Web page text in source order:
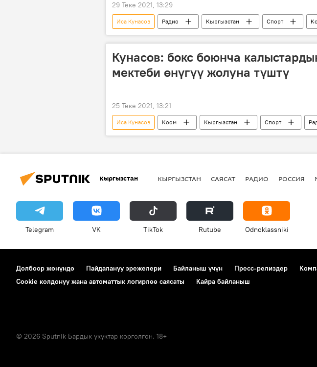
29 Теке 2021, 13:29
Иса Кунасов Радио Кыргызстан Спорт
калыс
олимпиада айлык-акы
Кунасов: бокс боюнча
мектеби өнүгүү жолуна түштү
25 Теке 2021, 13:21
Иса Кунасов Коом Кыргызстан Спорт
калыс
олимпиада
Кыргызстан КЫРГЫЗСТАН САЯСАТ РАДИО РОССИЯ
Telegram VK ТikТоk Rutube Odnoklassniki
Долбоор жөнүндө Пайдалануу эрежелери Байланыш үчүн Пресс-релиздер
Cookie колдонуу жана автоматтык логирлөө саясаты
Кайра байланыш
© 2026 Sputnik Бардык укуктар корголгон. 18+